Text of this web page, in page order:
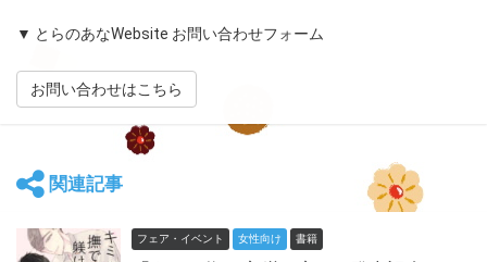
▼ とらのあなWebsite お問い合わせフォーム
お問い合わせはこちら
関連記事
フェア・イベント 女性向け 書籍